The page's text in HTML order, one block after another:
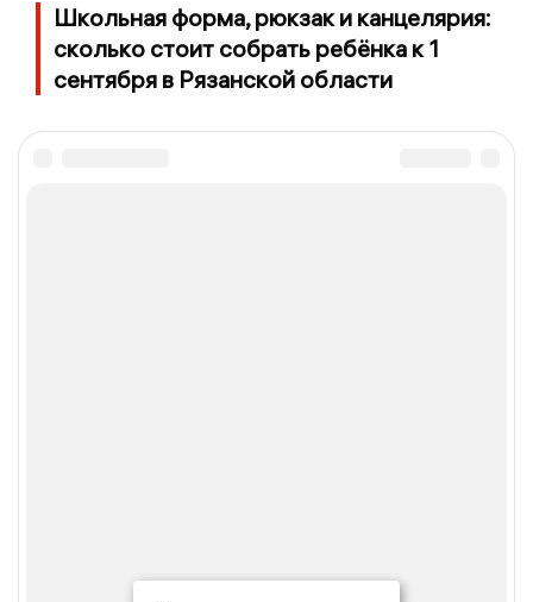
Школьная форма, рюкзак и канцелярия:
сколько стоит собрать ребёнка к 1
сентября в Рязанской области